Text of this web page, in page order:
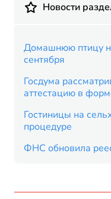
Новости
Домашнюю птицу
сентября
Госдума
аттестацию в
Гостиницы на
процедуре
ФНС обновила